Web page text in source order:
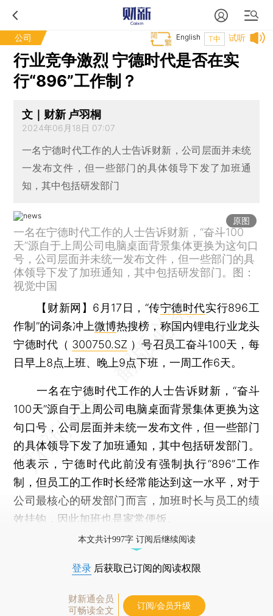
公司 试听
T中
English
行业竞争激烈 宁德时代是否在实
行“896”工作制？
文｜财新 卢羽桐
2024年06月18日 07:07
一名宁德时代工作的人士告诉财新，公司层面并未统
一发布文件，但一些部门的具体领导下发了加班通
知，其中包括研发部门
原图
一名在宁德时代工作的人士告诉财新，“奋斗100
天”源自于上周公司电脑桌面背景集体更换为这句口
号，公司层面并未统一发布文件，但一些部门的具
体领导下发了加班通知，其中包括研发部门。图：
视觉中国
【财新网】 6月17日，“传宁德时代实行896工
作制”的词条冲上微博热搜榜，称国内锂电行业龙头
宁德时代（ 300750.SZ ）号召员工奋斗100天，每
日早上8点上班、晚上9点下班，一周工作6天。
一名在宁德时代工作的人士告诉财新，“奋斗
100天”源自于上周公司电脑桌面背景集体更换为这
句口号，公司层面并未统一发布文件，但一些部门
的具体领导下发了加班通知，其中包括研发部门。
他表示，宁德时代此前没有强制执行“896”工作
制，但员工的工作时长经常能达到这一水平，对于
公司最核心的研发部门而言，加班时长与员工的绩
效挂钩，因此加班也是家常便饭。
本文共计997字 订阅后继续阅读
登录 后获取已订阅的阅读权限
财新通会员
可畅读全文
订阅/会员升级